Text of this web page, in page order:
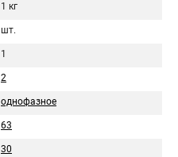
1 кг
шт.
1
2
однофазное
63
30